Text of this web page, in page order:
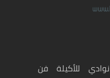
نوادي للأكيلة فن